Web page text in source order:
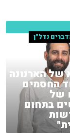
נדל"ן
של הארנונה
החסמים
של
בתחום